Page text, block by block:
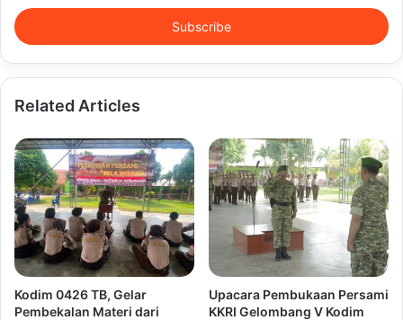
Email
address
Related Articles
Kodim 0426 TB, Gelar
Pembekalan Materi dari
Upacara Pembukaan Persami
KKRI Gelombang V Kodim